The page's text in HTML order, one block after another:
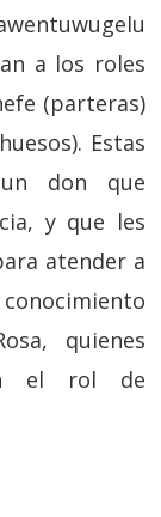
a los roles
(parteras)
Estas
don que
y que les
atender a
quienes
el rol de